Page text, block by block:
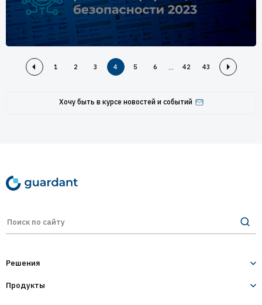
1 2 3 4 5 6 ... 42 43
Хочу быть в курсе новостей и событий
Решения
Лицензирование и защита ПО
Продукты